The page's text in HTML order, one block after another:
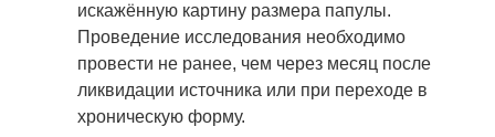
искажённую картину размера папулы.
Проведение исследования необходимо
провести не ранее, чем через месяц после
ликвидации источника или при переходе в
хроническую форму.